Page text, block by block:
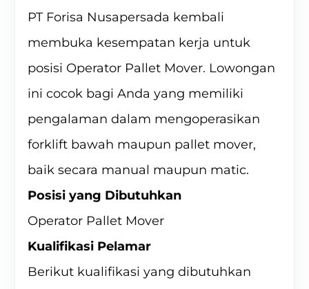
PT Forisa Nusapersada kembali
membuka kesempatan kerja untuk
posisi Operator Pallet Mover. Lowongan
ini cocok bagi Anda yang memiliki
pengalaman dalam mengoperasikan
forklift bawah maupun pallet mover,
baik secara manual maupun matic.
Posisi yang Dibutuhkan
Operator Pallet Mover
Kualifikasi Pelamar
Berikut kualifikasi yang dibutuhkan